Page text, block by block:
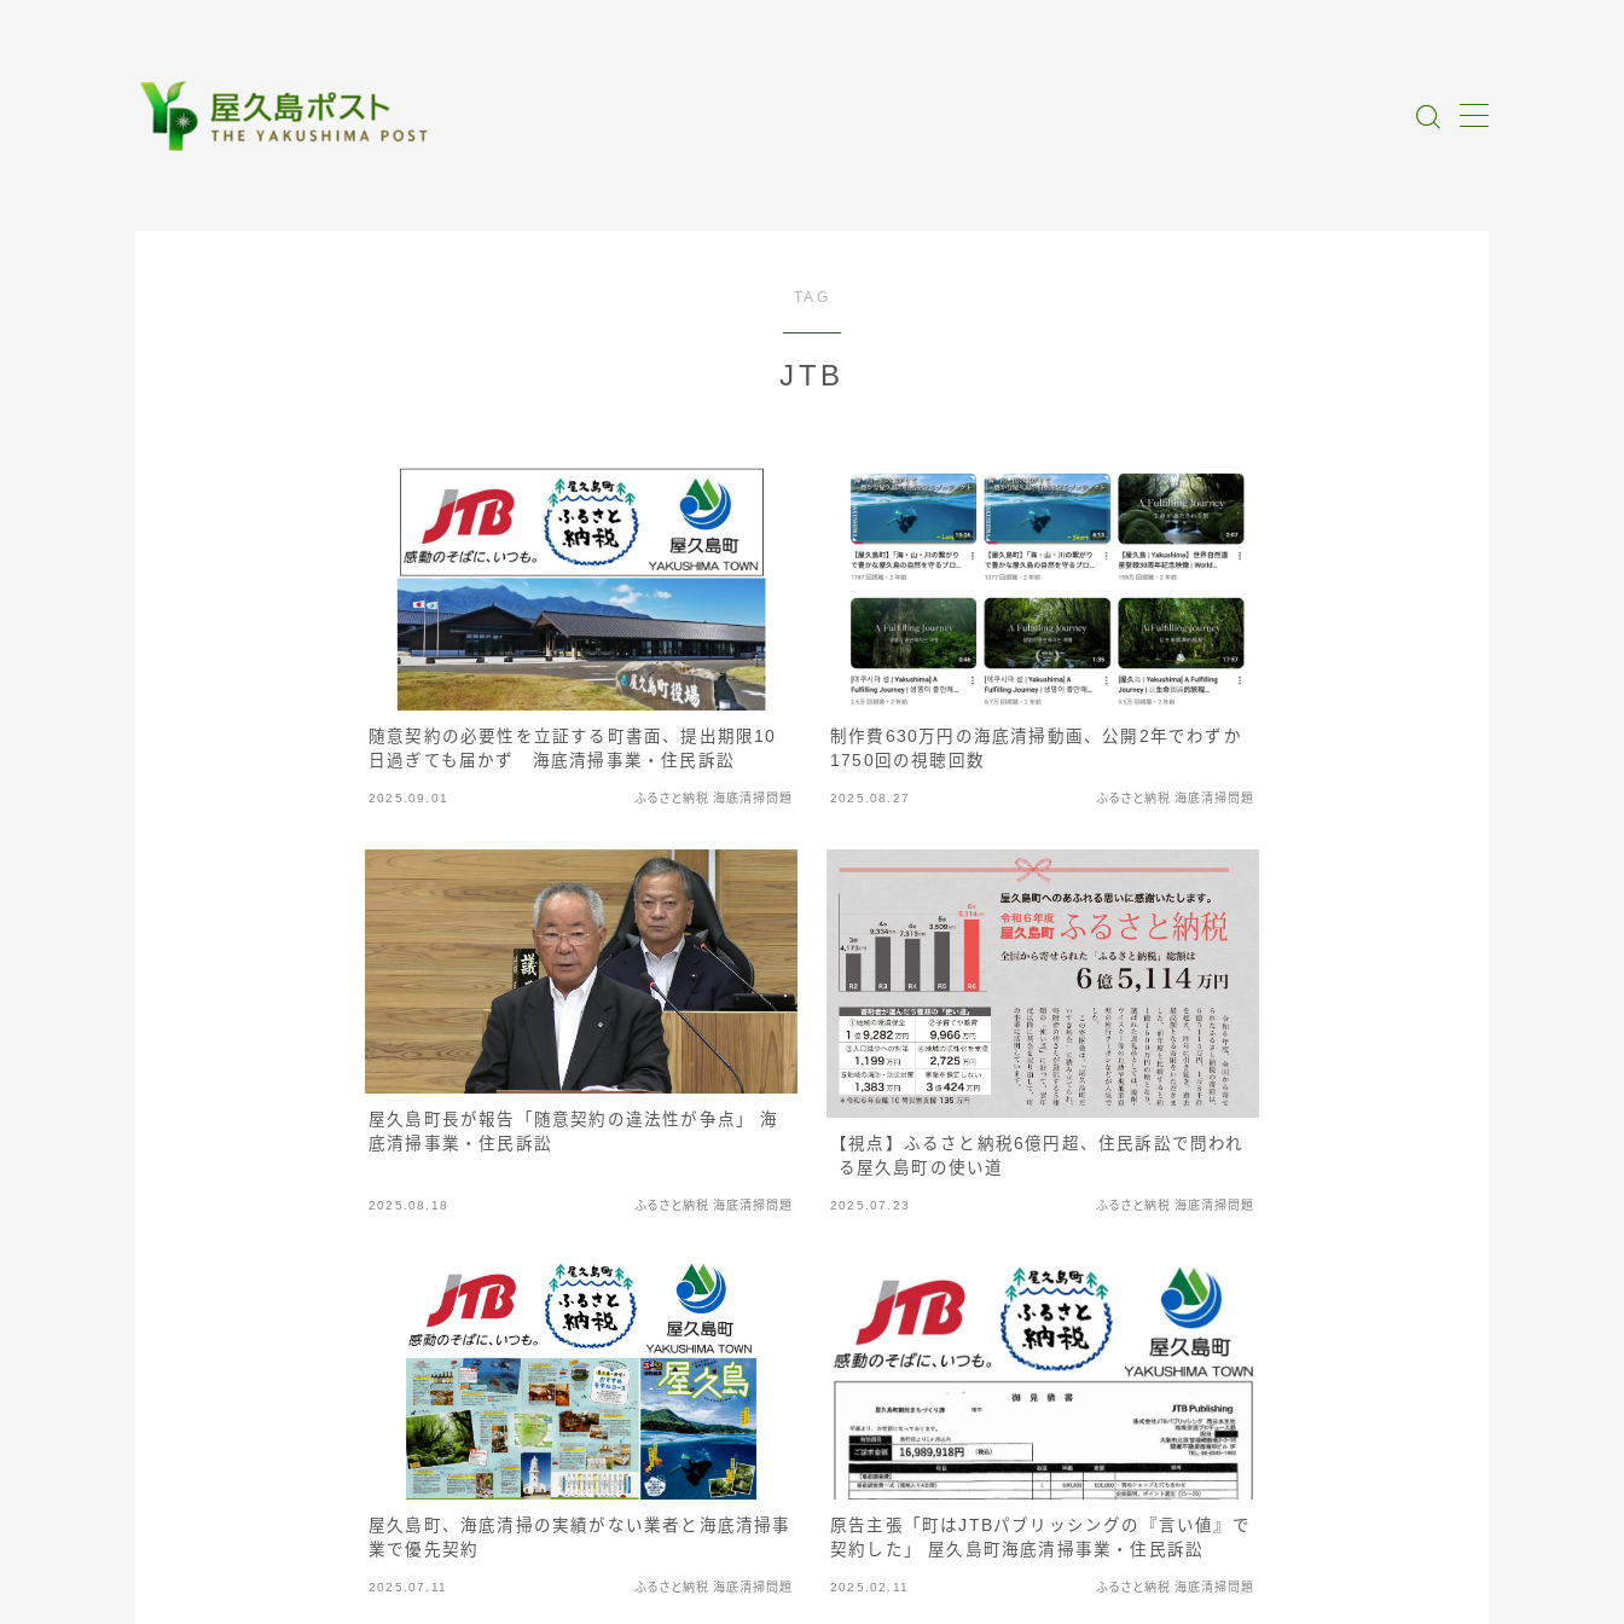
情報提供
TAG
JTB
随意契約の必要性を立証する町書面、提出期限10
日過ぎても届かず 海底清掃事業・住民訴訟
2025.09.01 ふるさと納税 海底清掃問題
制作費630万円の海底清掃動画、公開2年でわずか
1750回の視聴回数
2025.08.27 ふるさと納税 海底清掃問題
屋久島町長が報告「随意契約の違法性が争点」 海
底清掃事業・住民訴訟
2025.08.18 ふるさと納税 海底清掃問題
【視点】ふるさと納税6億円超、住民訴訟で問われ
る屋久島町の使い道
2025.07.23 ふるさと納税 海底清掃問題
屋久島町、海底清掃の実績がない業者と海底清掃事
業で優先契約
2025.07.11 ふるさと納税 海底清掃問題
原告主張「町はJTBパブリッシングの『言い値』で
契約した」 屋久島町海底清掃事業・住民訴訟
2025.02.11 ふるさと納税 海底清掃問題